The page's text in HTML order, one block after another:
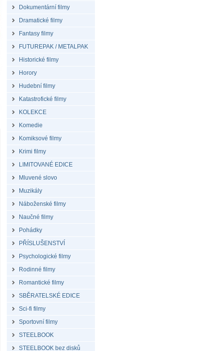
Dokumentární filmy
Dramatické filmy
Fantasy filmy
FUTUREPAK / METALPAK
Historické filmy
Horory
Hudební filmy
Katastrofické filmy
KOLEKCE
Komedie
Komiksové filmy
Krimi filmy
LIMITOVANÉ EDICE
Mluvené slovo
Muzikály
Náboženské filmy
Naučné filmy
Pohádky
PŘÍSLUŠENSTVÍ
Psychologické filmy
Rodinné filmy
Romantické filmy
SBĚRATELSKÉ EDICE
Sci-fi filmy
Sportovní filmy
STEELBOOK
STEELBOOK bez disků